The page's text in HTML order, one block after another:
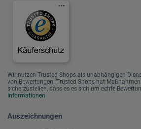
Wir nutzen Trusted Shops als unabhängigen
von Bewertungen. Trusted Shops hat
sicherzustellen, dass es es sich um echte
Informationen
Auszeichnungen